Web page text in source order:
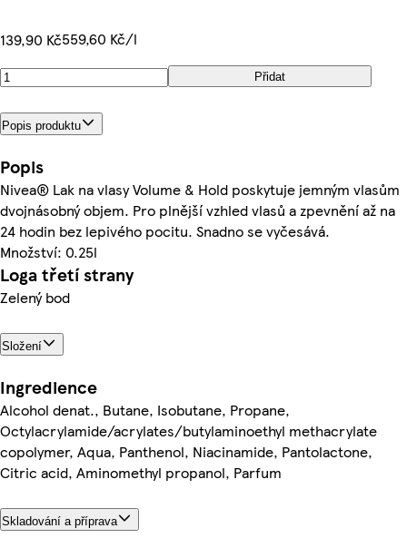
139,90 Kč559,60 Kč/l
Přidat
Popis produktu
Popis
Nivea® Lak na vlasy Volume & Hold poskytuje jemným vlasům
dvojnásobný objem. Pro plnější vzhled vlasů a zpevnění až na
24 hodin bez lepivého pocitu. Snadno se vyčesává.
Množství: 0.25l
Loga třetí strany
Zelený bod
Složení
Ingredience
Alcohol denat., Butane, Isobutane, Propane,
Octylacrylamide/acrylates/butylaminoethyl methacrylate
copolymer, Aqua, Panthenol, Niacinamide, Pantolactone,
Citric acid, Aminomethyl propanol, Parfum
Skladování a příprava